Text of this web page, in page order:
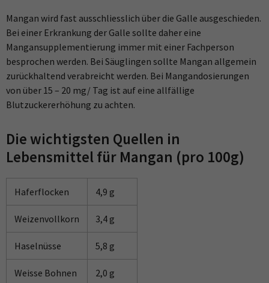
Mangan wird fast ausschliesslich über die Galle ausgeschieden.
Bei einer Erkrankung der Galle sollte daher eine
Mangansupplementierung immer mit einer Fachperson
besprochen werden. Bei Säuglingen sollte Mangan allgemein
zurückhaltend verabreicht werden. Bei Mangandosierungen
von über 15 – 20 mg/ Tag ist auf eine allfällige
Blutzuckererhöhung zu achten.
Die wichtigsten Quellen in
Lebensmittel für Mangan (pro 100g)
Haferflocken 4,9 g
Weizenvollkorn 3,4 g
Haselnüsse 5,8 g
Weisse Bohnen 2,0 g